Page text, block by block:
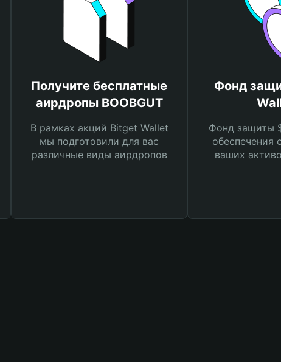
Получите бесплатные
аирдропы BOOBGUT
В рамках акций Bitget Wallet
мы подготовили для вас
различные виды аирдропов
Фонд
Фонд защиты
обеспечения
ваших